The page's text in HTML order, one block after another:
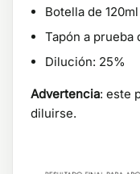
Botella de
Tapón a prueba
Dilución: 25%
Advertencia: este
diluirse.